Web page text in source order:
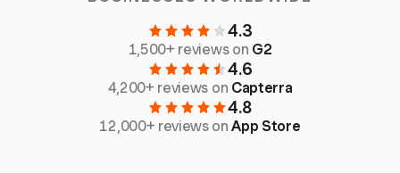
4.3
1,500+ reviews on G2
4.6
4,200+ reviews on Capterra
4.8
12,000+ reviews onApp Store